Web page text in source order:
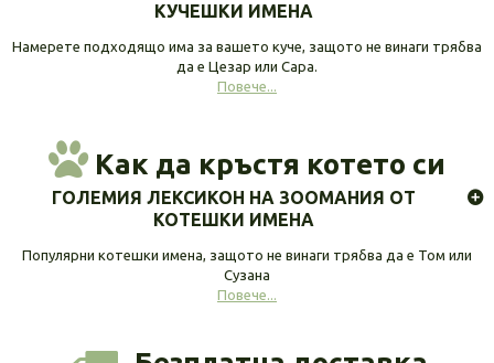
КУЧЕШКИ ИМЕНА
Намерете подходящо има за вашето куче, защото не винаги трябва
да е Цезар или Сара.
Повече...
Как да кръстя котето си
ГОЛЕМИЯ ЛЕКСИКОН НА ЗООМАНИЯ ОТ
КОТЕШКИ ИМЕНА
Популярни котешки имена, защото не винаги трябва да е Том или
Сузана
Повече...